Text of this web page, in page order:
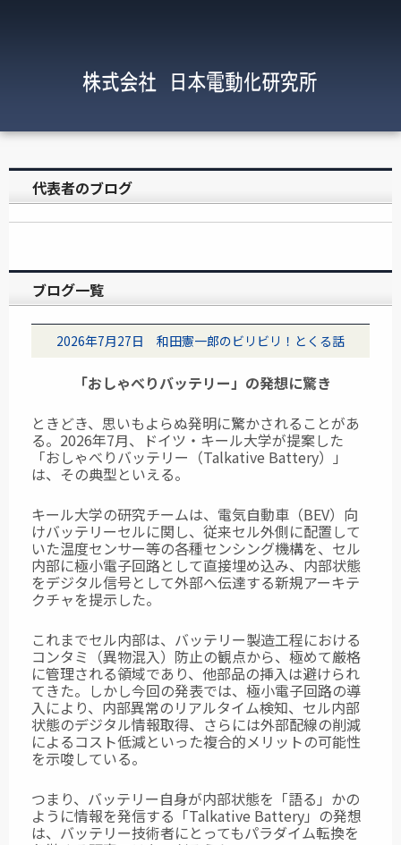
代表者のブログ
ブログ一覧
2026年7月27日 和田憲一郎のビリビリ！とくる話
「おしゃべりバッテリー」の発想に驚き
ときどき、思いもよらぬ発明に驚かされることがあ
る。2026年7月、ドイツ・キール大学が提案した
「おしゃべりバッテリー（Talkative Battery）」
は、その典型といえる。
キール大学の研究チームは、電気自動車（BEV）向
けバッテリーセルに関し、従来セル外側に配置して
いた温度センサー等の各種センシング機構を、セル
内部に極小電子回路として直接埋め込み、内部状態
をデジタル信号として外部へ伝達する新規アーキテ
クチャを提示した。
これまでセル内部は、バッテリー製造工程における
コンタミ（異物混入）防止の観点から、極めて厳格
に管理される領域であり、他部品の挿入は避けられ
てきた。しかし今回の発表では、極小電子回路の導
入により、内部異常のリアルタイム検知、セル内部
状態のデジタル情報取得、さらには外部配線の削減
によるコスト低減といった複合的メリットの可能性
を示唆している。
つまり、バッテリー自身が内部状態を「語る」かの
ように情報を発信する「Talkative Battery」の発想
は、バッテリー技術者にとってもパラダイム転換を